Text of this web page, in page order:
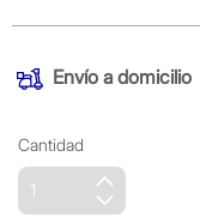
Envío a domicilio
Cantidad